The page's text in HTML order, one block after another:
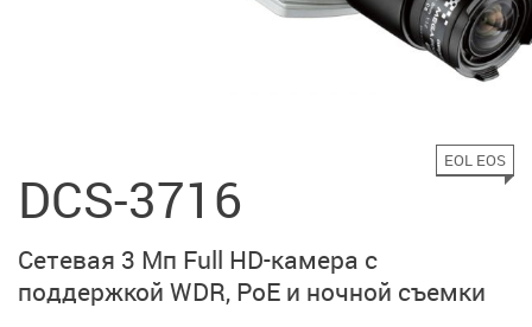
DCS-3716
EOL EOS
Сетевая 3 Мп Full HD-камера с
поддержкой WDR, PoE и ночной съемки